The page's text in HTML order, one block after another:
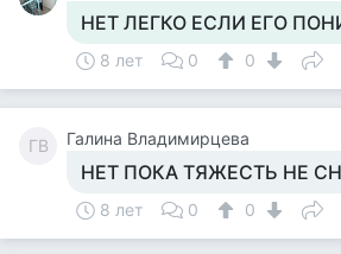
НЕТ ЛЕГКО ЕСЛИ ЕГО
8 лет 0 0
ГВ Галина Владимирцева
НЕТ ПОКА ТЯЖЕСТЬ НЕ
8 лет 0 0